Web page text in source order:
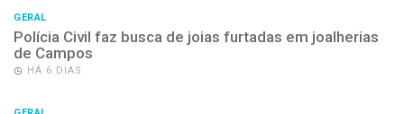
GERAL
Polícia Civil faz busca de joias furtadas em joalherias
de Campos
HÁ 6 DIAS